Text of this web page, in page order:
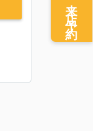
来店予約